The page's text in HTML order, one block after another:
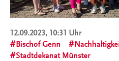
12.09.2023, 10:31 Uhr
Bischof Genn
Stadtdekanat Münster